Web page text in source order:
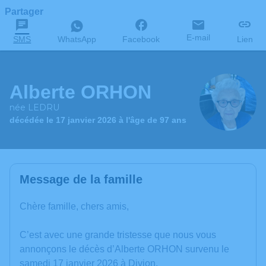
Partager
SMS WhatsApp Facebook E-mail Lien
Alberte ORHON
née LEDRU
décédée le 17 janvier 2026 à l'âge de 97 ans
Message de la famille
Chère famille, chers amis,
C’est avec une grande tristesse que nous vous
annonçons le décès d’Alberte ORHON survenu le
samedi 17 janvier 2026 à Divion.